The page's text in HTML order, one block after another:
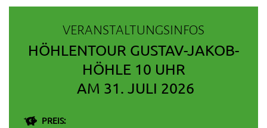
VERANSTALTUNGSINFOS
HÖHLENTOUR GUSTAV-JAKOB-
HÖHLE 10 UHR
AM 31. JULI 2026
PREIS: